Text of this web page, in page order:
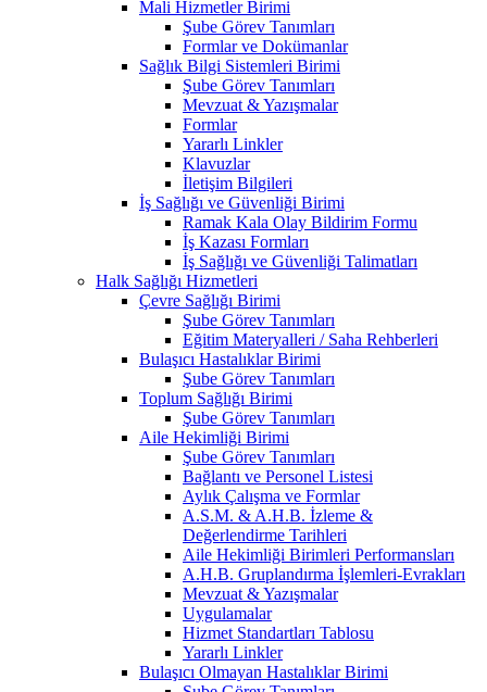
Mali Hizmetler Birimi
Şube Görev Tanımları
Formlar ve Dokümanlar
Sağlık Bilgi Sistemleri Birimi
Şube Görev Tanımları
Mevzuat & Yazışmalar
Formlar
Yararlı Linkler
Klavuzlar
İletişim Bilgileri
İş Sağlığı ve Güvenliği Birimi
Ramak Kala Olay Bildirim Formu
İş Kazası Formları
İş Sağlığı ve Güvenliği Talimatları
Halk Sağlığı Hizmetleri
Çevre Sağlığı Birimi
Şube Görev Tanımları
Eğitim Materyalleri / Saha Rehberleri
Bulaşıcı Hastalıklar Birimi
Şube Görev Tanımları
Toplum Sağlığı Birimi
Şube Görev Tanımları
Aile Hekimliği Birimi
Şube Görev Tanımları
Bağlantı ve Personel Listesi
Aylık Çalışma ve Formlar
A.S.M. & A.H.B. İzleme &
Değerlendirme Tarihleri
Aile Hekimliği Birimleri Performansları
A.H.B. Gruplandırma İşlemleri-Evrakları
Mevzuat & Yazışmalar
Uygulamalar
Hizmet Standartları Tablosu
Yararlı Linkler
Bulaşıcı Olmayan Hastalıklar Birimi